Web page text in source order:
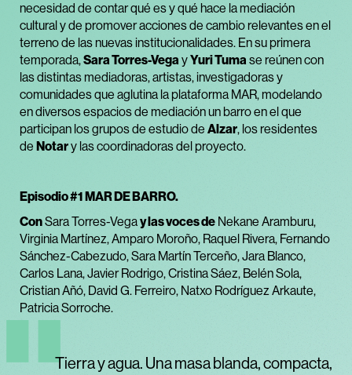
necesidad de contar qué es y qué hace la mediación
cultural y de promover acciones de cambio relevantes en el
terreno de las nuevas institucionalidades. En su primera
temporada,Sara Torres-VegayYuri Tumase reúnen con
las distintas mediadoras, artistas, investigadoras y
comunidades que aglutina la plataforma MAR, modelando
en diversos espacios de mediación un barro en el que
participan los grupos de estudio de Alzar, los residentes
de Notary las coordinadoras del proyecto.
Episodio #1 MAR DE BARRO.
ConSara Torres-Vegay las voces de Nekane Aramburu,
Virginia Martínez, Amparo Moroño, Raquel Rivera, Fernando
Sánchez-Cabezudo, Sara Martín Terceño, Jara Blanco,
Carlos Lana, Javier Rodrigo, Cristina Sáez, Belén Sola,
Cristian Añó, David G. Ferreiro, Natxo Rodríguez Arkaute,
Patricia Sorroche.
Tierra y agua. Una masa blanda, compacta,